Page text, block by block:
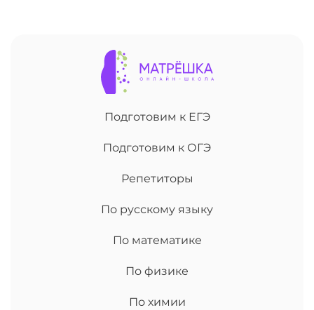
Подготовим к ЕГЭ
Подготовим к ОГЭ
Репетиторы
По русскому языку
По математике
По физике
По химии